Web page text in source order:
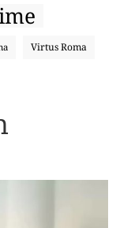
Virtus Roma